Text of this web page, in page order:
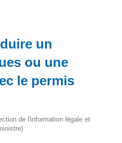
un
ou une
le permis
de l'information légale et